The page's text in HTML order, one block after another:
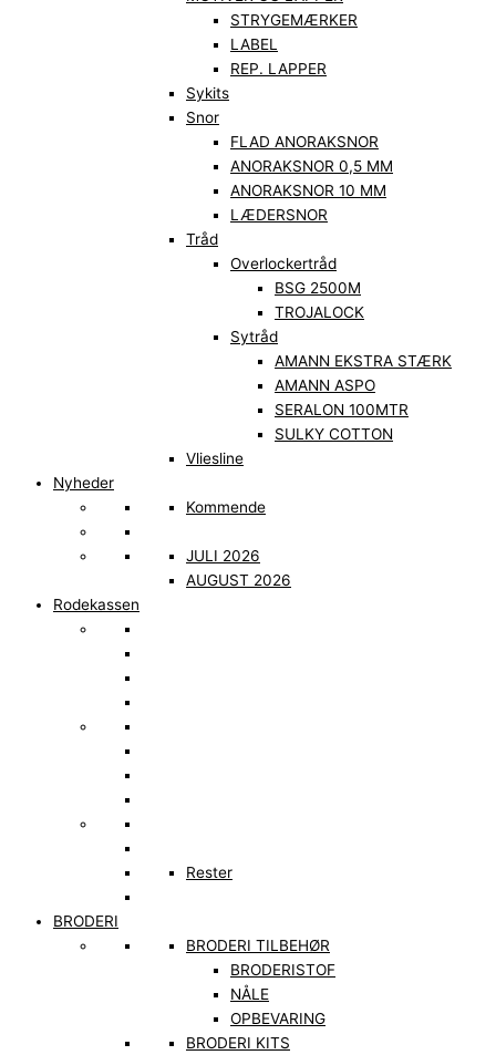
STRYGEMÆRKER
LABEL
REP. LAPPER
Sykits
Snor
FLAD ANORAKSNOR
ANORAKSNOR 0,5 MM
ANORAKSNOR 10 MM
LÆDERSNOR
Tråd
Overlockertråd
BSG 2500M
TROJALOCK
Sytråd
AMANN EKSTRA STÆRK
AMANN ASPO
SERALON 100MTR
SULKY COTTON
Vliesline
Nyheder
Kommende
JULI 2026
AUGUST 2026
Rodekassen
Rester
BRODERI
BRODERI TILBEHØR
BRODERISTOF
NÅLE
OPBEVARING
BRODERI KITS